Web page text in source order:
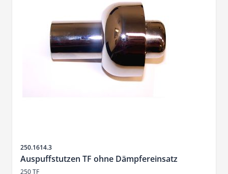
Sku
250.1614.3
Auspuffstutzen TF ohne Dämpfereinsatz
250 TF